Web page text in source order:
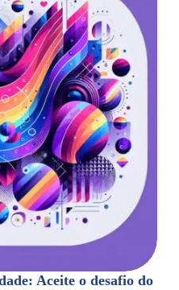
Aceite o desafio do